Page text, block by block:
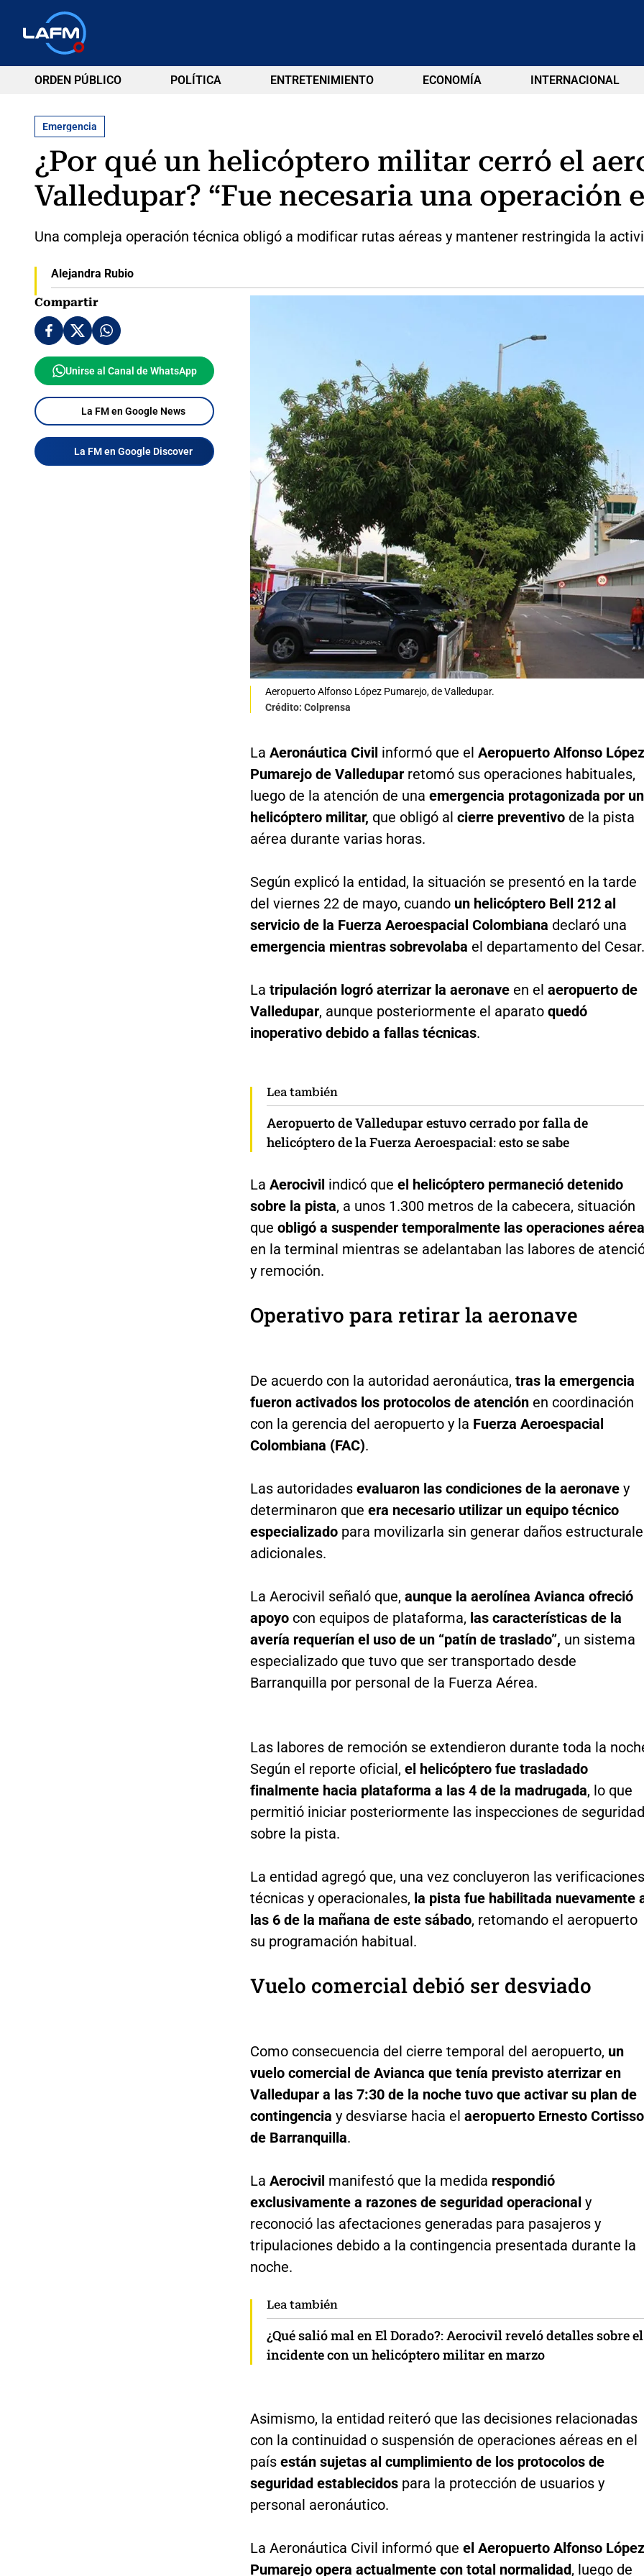
ORDEN PÚBLICO POLÍTICA ENTRETENIMIENTO ECONOMÍA INTERNACIONAL
Emergencia
¿Por qué un helicóptero militar cerró el
Valledupar? “Fue necesaria una operación
Una compleja operación técnica obligó a modificar rutas aéreas y mantener restringida la
Alejandra Rubio
Compartir
Unirse al Canal de WhatsApp
La FM en Google News
La FM en Google Discover
Aeropuerto Alfonso López Pumarejo, de Valledupar.
Crédito: Colprensa
La Aeronáutica Civil informó que el Aeropuerto Alfonso López
Pumarejo de Valleduparretomó sus operaciones habituales,
luego de la atención de una emergencia protagonizada por un
helicóptero militar, que obligó al cierre preventivo de la pista
aérea durante varias horas.
Según explicó la entidad, la situación se presentó en la tarde
del viernes 22 de mayo, cuando un helicóptero Bell 212 al
servicio de la Fuerza Aeroespacial Colombiana declaró una
emergencia mientras sobrevolaba el departamento del Cesar.
La tripulación logró aterrizar la aeronave en el aeropuerto de
Valledupar, aunque posteriormente el aparato quedó
inoperativo debido a fallas técnicas.
Lea también
Aeropuerto de Valledupar estuvo cerrado por falla de
helicóptero de la Fuerza Aeroespacial: esto se sabe
La Aerocivil indicó que el helicóptero permaneció detenido
sobre la pista, a unos 1.300 metros de la cabecera, situación
que obligó a suspender temporalmente las operaciones
en la terminal mientras se adelantaban las labores de
y remoción.
Operativo para retirar la aeronave
De acuerdo con la autoridad aeronáutica, tras la emergencia
fueron activados los protocolos de atención en coordinación
con la gerencia del aeropuerto y la Fuerza Aeroespacial
Colombiana (FAC).
Las autoridades evaluaron las condiciones de la aeronave y
determinaron que era necesario utilizar un equipo técnico
especializado para movilizarla sin generar daños
adicionales.
La Aerocivil señaló que, aunque la aerolínea Avianca ofreció
apoyo con equipos de plataforma, las características de la
avería requerían el uso de un “patín de traslado”, un sistema
especializado que tuvo que ser transportado desde
Barranquilla por personal de la Fuerza Aérea.
Las labores de remoción se extendieron durante toda la
Según el reporte oficial, el helicóptero fue trasladado
finalmente hacia plataforma a las 4 de la madrugada, lo que
permitió iniciar posteriormente las inspecciones de seguridad
sobre la pista.
La entidad agregó que, una vez concluyeron las verificaciones
técnicas y operacionales, la pista fue habilitada nuevamente
las 6 de la mañana de este sábado, retomando el aeropuerto
su programación habitual.
Vuelo comercial debió ser desviado
Como consecuencia del cierre temporal del aeropuerto, un
vuelo comercial de Avianca que tenía previsto aterrizar en
Valledupar a las 7:30 de la noche tuvo que activar su plan de
contingencia y desviarse hacia el aeropuerto Ernesto
de Barranquilla.
La Aerocivil manifestó que la medida respondió
exclusivamente a razones de seguridad operacional y
reconoció las afectaciones generadas para pasajeros y
tripulaciones debido a la contingencia presentada durante la
noche.
Lea también
¿Qué salió mal en El Dorado?: Aerocivil reveló detalles sobre el
incidente con un helicóptero militar en marzo
Asimismo, la entidad reiteró que las decisiones relacionadas
con la continuidad o suspensión de operaciones aéreas en el
paísestán sujetas al cumplimiento de los protocolos de
seguridad establecidos para la protección de usuarios y
personal aeronáutico.
La Aeronáutica Civil informó que el Aeropuerto Alfonso López
Pumarejo opera actualmente con total normalidad, luego de